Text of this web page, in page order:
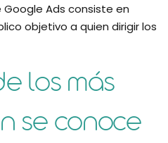
Ads consiste en
objetivo a quien dirigir los
los más
se conoce